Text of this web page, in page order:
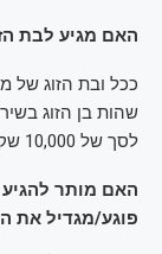
האם מגיע לבת
ככל ובת הזוג של
שהות בן הזוג
לסך של 10,000 שקל בעזרת הקרן לסיוע של משרתי המילואים.
האם מותר
פוגע/מגדיל את